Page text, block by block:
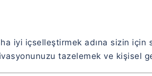
iyi içselleştirmek adına sizin için
tazelemek ve kişisel